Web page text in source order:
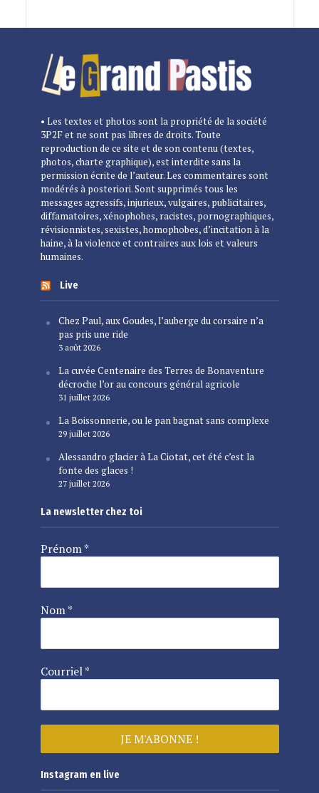
• Les textes et photos sont la propriété de la société
3P2F et ne sont pas libres de droits. Toute
reproduction de ce site et de son contenu (textes,
photos, charte graphique), est interdite sans la
permission écrite de l’auteur. Les commentaires sont
modérés à posteriori. Sont supprimés tous les
messages agressifs, injurieux, vulgaires, publicitaires,
diffamatoires, xénophobes, racistes, pornographiques,
révisionnistes, sexistes, homophobes, d’incitation à la
haine, à la violence et contraires aux lois et valeurs
humaines.
Live
Chez Paul, aux Goudes, l’auberge du corsaire n’a
pas pris une ride
3 août 2026
La cuvée Centenaire des Terres de Bonaventure
décroche l’or au concours général agricole
31 juillet 2026
La Boissonnerie, ou le pan bagnat sans complexe
29 juillet 2026
Alessandro glacier à La Ciotat, cet été c’est la
fonte des glaces !
27 juillet 2026
La newsletter chez toi
Prénom*
Nom*
Courriel*
Instagram en live